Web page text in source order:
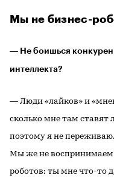
Мы не бизнес-
― Не боишься
интеллекта?
― Люди «лайков» и
сколько мне там ставят
поэтому я не
Мы же не воспринимаем
роботов: ты мне что-то